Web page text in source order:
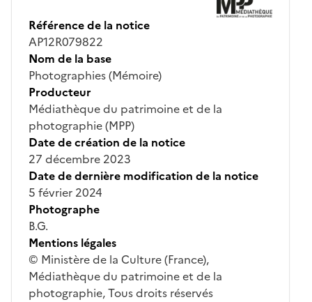
Référence de la notice
AP12R079822
Nom de la base
Photographies (Mémoire)
Producteur
Médiathèque du patrimoine et de la
photographie (MPP)
Date de création de la notice
27 décembre 2023
Date de dernière modification de la notice
5 février 2024
Photographe
B.G.
Mentions légales
© Ministère de la Culture (France),
Médiathèque du patrimoine et de la
photographie, Tous droits réservés